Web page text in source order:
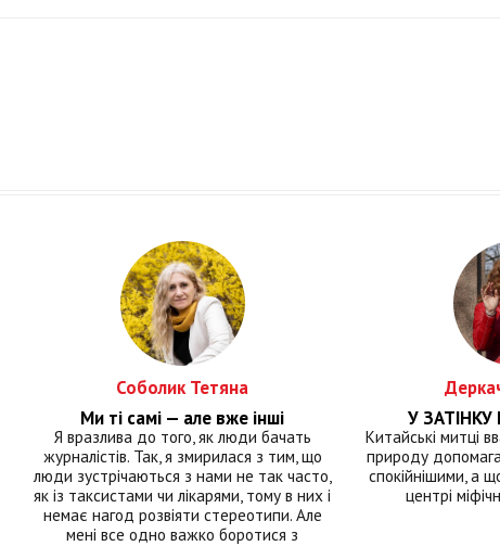
Соболик Тетяна
Ми ті самі — але вже інші
Я вразлива до того, як люди бачать
журналістів. Так, я змирилася з тим, що
люди зустрічаються з нами не так часто,
як із таксистами чи лікарями, тому в них і
немає нагод розвіяти стереотипи. Але
мені все одно важко боротися з
У ЗАТІНКУ
Китайські митці
природу
спокійнішими, а
центрі